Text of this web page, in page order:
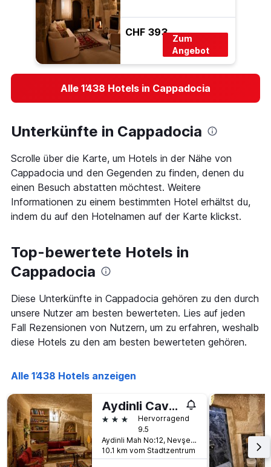
CHF 393
Zum
Angebot
Alle 1’438 Hotels in Cappadocia
Unterkünfte in Cappadocia
Scrolle über die Karte, um Hotels in der Nähe von
Cappadocia und den Gegenden zu finden, denen du
einen Besuch abstatten möchtest. Weitere
Informationen zu einem bestimmten Hotel erhältst du,
indem du auf den Hotelnamen auf der Karte klickst.
Top-bewertete Hotels in
Cappadocia
Diese Unterkünfte in Cappadocia gehören zu den durch
unsere Nutzer am besten bewerteten. Lies auf jeden
Fall Rezensionen von Nutzern, um zu erfahren, weshalb
diese Hotels zu den am besten bewerteten gehören.
Alle 1’438 Hotels anzeigen
Aydinli Cave House
3 SterneHervorragend
9.5
Aydinli Mah No:12, Nevşehir, Türkei
10.1 km vom Stadtzentrum